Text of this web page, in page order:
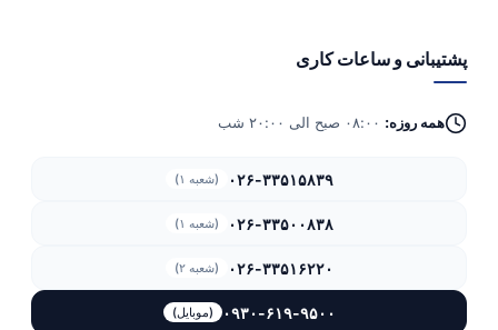
پشتیبانی و ساعات کاری
همه روزه:
۰۲۶-۳۳۵۱۵۸۳۹ (شعبه ۱)
۰۲۶-۳۳۵۰۰۸۳۸ (شعبه ۱)
۰۲۶-۳۳۵۱۶۲۲۰ (شعبه ۲)
۰۹۳۰-۶۱۹-۹۵۰۰ (موبایل)